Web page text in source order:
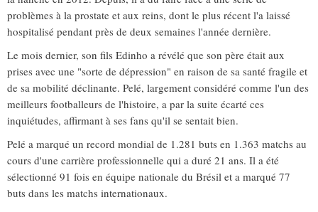
problèmes à la prostate et aux reins, dont le plus récent l'a laissé
hospitalisé pendant près de deux semaines l'année dernière.
Le mois dernier, son fils Edinho a révélé que son père était aux
prises avec une "sorte de dépression" en raison de sa santé fragile et
de sa mobilité déclinante. Pelé, largement considéré comme l'un des
meilleurs footballeurs de l'histoire, a par la suite écarté ces
inquiétudes, affirmant à ses fans qu'il se sentait bien.
Pelé a marqué un record mondial de 1.281 buts en 1.363 matchs au
cours d'une carrière professionnelle qui a duré 21 ans. Il a été
sélectionné 91 fois en équipe nationale du Brésil et a marqué 77
buts dans les matchs internationaux.